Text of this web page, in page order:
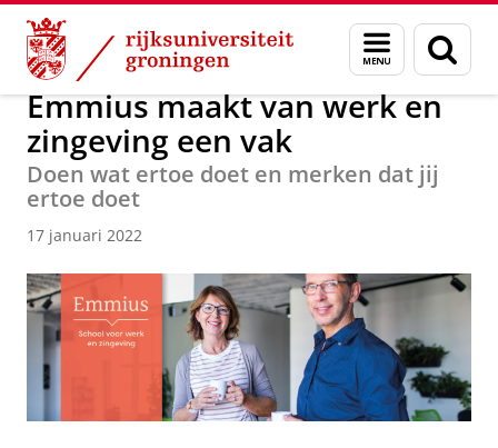
Skip
Content
Skip
Navigation
Menu
en
zoeken
Centre Religion, Health and Wellbeing
Emmius maakt van werk en
zingeving een vak
Doen wat ertoe doet en merken dat jij
ertoe doet
17 januari 2022